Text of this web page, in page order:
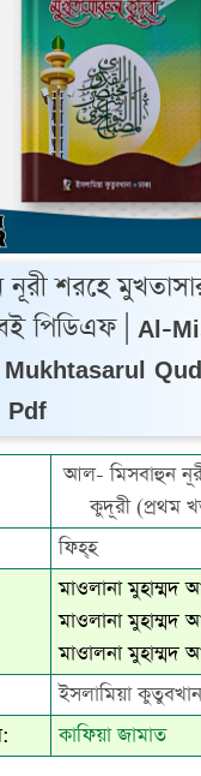
শরহে
পিডিএফ | Al-
Pdf
আল- মিসবাহুন
কুদূরী (প্রথম
ফিহ্‌হ
মাওলানা
মাওলানা
মাওালনা
ইসলামিয়া
কাফিয়া জামাত